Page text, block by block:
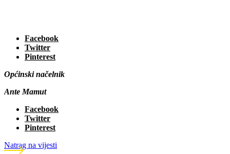
Facebook
Twitter
Pinterest
Općinski načelnik
Ante Mamut
Facebook
Twitter
Pinterest
Natrag na vijesti